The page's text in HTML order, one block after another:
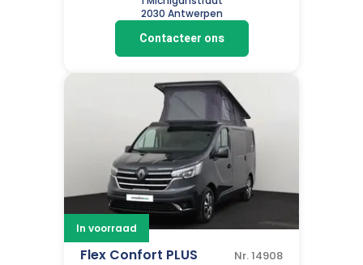
2030 Antwerpen
Contacteer ons
In voorraad
Flex Confort PLUS Nr. 14908